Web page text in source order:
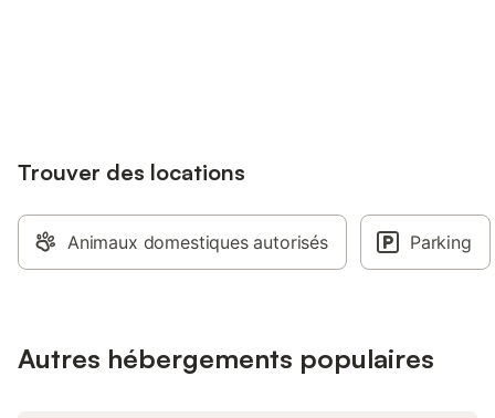
L'intérieur est
les chambres sont
supérieurs,
rejoindre les sites
Trouver des locations
Animaux domestiques autorisés Parking
Autres hébergements populaires